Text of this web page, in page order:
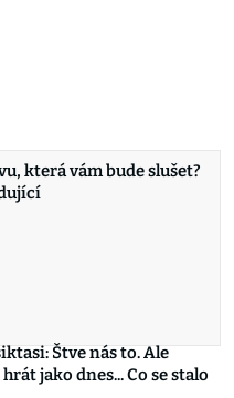
která vám bude slušet?
Štve nás to. Ale
jako dnes... Co se stalo